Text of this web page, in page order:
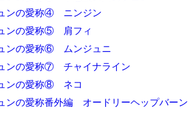
ンの愛称④ ニンジン
ンの愛称⑤ 肩フィ
ンの愛称⑥ ムンジュニ
ンの愛称⑦ チャイナライン
ンの愛称⑧ ネコ
の愛称番外編 オードリーヘップバーン